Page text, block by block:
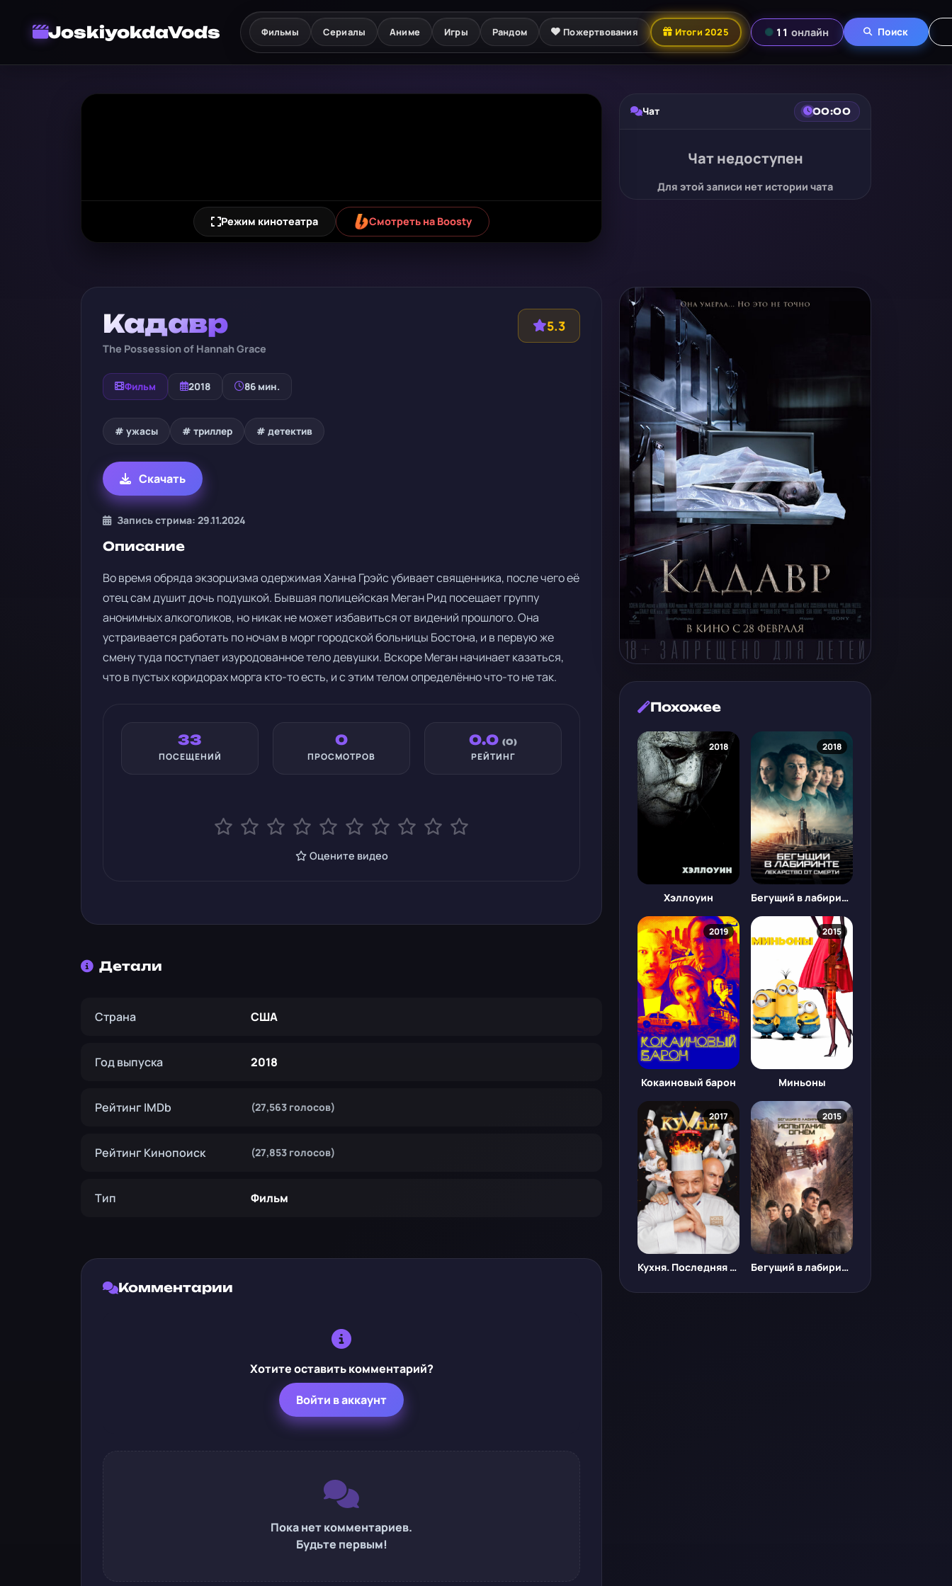
JoskiyokdaVods Фильмы Сериалы Аниме Игры Рандом Пожертвования Итоги 2025 11 онлайн Поиск
Режим кинотеатра Смотреть на Boosty
Чат 00:00
Чат недоступен
Для этой записи нет истории чата
Кадавр
The Possession of Hannah Grace
5.3
Фильм 2018 86 мин.
# ужасы # триллер # детектив
Скачать
Запись стрима: 29.11.2024
Описание
Во время обряда экзорцизма одержимая Ханна Грэйс убивает священника, после чего её
отец сам душит дочь подушкой. Бывшая полицейская Меган Рид посещает группу
анонимных алкоголиков, но никак не может избавиться от видений прошлого. Она
устраивается работать по ночам в морг городской больницы Бостона, и в первую же
смену туда поступает изуродованное тело девушки. Вскоре Меган начинает казаться,
что в пустых коридорах морга кто-то есть, и с этим телом определённо что-то не так.
33
ПОСЕЩЕНИЙ
0
ПРОСМОТРОВ
0.0 (0)
РЕЙТИНГ
Оцените видео
Детали
Страна США
Год выпуска 2018
Рейтинг IMDb (27,563 голосов)
Рейтинг Кинопоиск (27,853 голосов)
Тип Фильм
Комментарии
Хотите оставить комментарий?
Войти в аккаунт
Пока нет комментариев.
Будьте первым!
Похожее
2018
Хэллоуин
2018
Бегущий в лабиринте: Лекарство от смерти
2019
Кокаиновый барон
2015
Миньоны
2017
Кухня. Последняя битва
2015
Бегущий в лабиринте: Испытание огнём